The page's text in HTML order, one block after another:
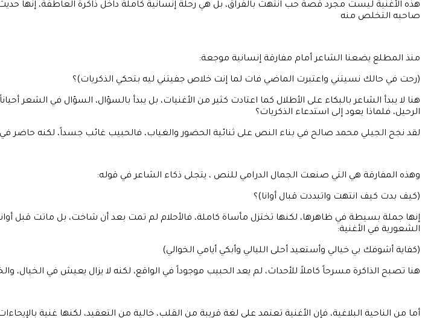
هذه الأغنية ليست مجرد قصة حب انتهت بالفراق، بل هي رحلة إنسانية كاملة داخل ذاكرة العاطفة، إنها
صاحبه التخلص منه
منذ المطلع يضعنا الشاعر أمام مفارقة إنسانية موجعة:
(رحت في حالك نسيتني واعتبرت الماضي فات لما إنت خلاص جفيتني ليه بتحكي الذكريات)؟
هنا لا يبدأ الشاعر بالبكاء على الأطلال كما اعتادت كثير من الأغنيات، بل يبدأ بالسؤال، السؤال في الشعر
الرحيل، فلماذا يعود إلى استدعاء الذكريات؟
لقد نجح الجيلي محمد صالح في بناء النص على ثنائية الحضور والغياب، فالحبيب غائب جسداً، لكنه حاضر في
وهذه المفارقة هي التي صنعت الجمال الدرامي للنص ، يتجلى ذكاء الشاعر في قوله:
(كيف بدت كيف انتهت واتبددت قبال أوانا)؟
إنها جملة بسيطة في ظاهرها، لكنها تختزل مأساة كاملة، فالأحلام لم تمت بعد أن شاخت، بل ماتت قبل
الشعورية في الأغنية:
(كفاية أشوفك بي خيالي وأستعيد أحلى الليالي وأبكي أيامي الخوالي)
هنا تصبح الذاكرة مسرحاً كاملاً للأحداث، لم يعد الحبيب موجوداً في الواقع، لكنه لا يزال يعيش في
أما من الناحية البلاغية، فإن الأغنية تعتمد على لغة قريبة من القلب، خالية من التعقيد، لكنها غنية